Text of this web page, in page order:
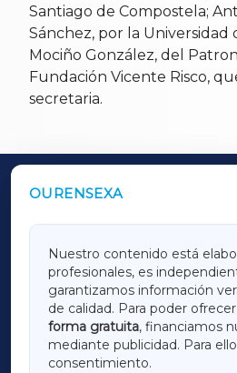
Santiago de Compostela;
Sánchez, por la Universidad
Mociño González, del
Fundación Vicente Risco,
secretaria.
OURENSEXA
Nuestro contenido está
profesionales, es
garantizamos información
de calidad. Para poder
forma gratuita, financiamos
mediante publicidad. Para
consentimiento.
OUTROS PERIÓDICOS
LUGOXA